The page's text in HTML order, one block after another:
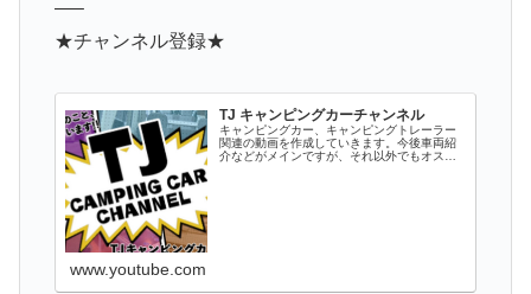
—–
★チャンネル登録★
TJ キャンピングカーチャンネル
キャンピングカー、キャンピングトレーラー
関連の動画を作成していきます。今後車両紹
介などがメインですが、それ以外でもオスス
www.youtube.com